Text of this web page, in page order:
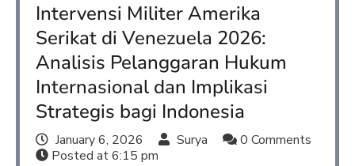
Intervensi Militer Amerika
Serikat di Venezuela 2026:
Analisis Pelanggaran Hukum
Internasional dan Implikasi
Strategis bagi Indonesia
January 6, 2026 Surya
0 Comments
Posted at6:15 pm